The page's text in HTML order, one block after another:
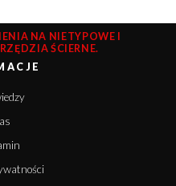
NA NIETYPOWE I
ŚCIERNE.